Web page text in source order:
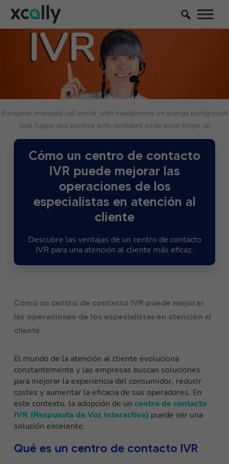
European managed call center with headphones on orange background
look happy and positive with confident smile point finger up
Cómo un centro de contacto
IVR puede mejorar las
operaciones de los
especialistas en atención al
cliente
Descubre las ventajas de un centro de contacto
IVR para una atención al cliente más eficaz.
Cómo un centro de contacto IVR puede mejorar
las operaciones de los especialistas en atención al
cliente
El mundo de la atención al cliente evoluciona
constantemente y las empresas buscan soluciones
para mejorar la experiencia del consumidor, reducir
costes y aumentar la eficacia de sus operadores. En
este contexto, la adopción de un centro de contacto
IVR (Respuesta de Voz Interactiva) puede ser una
solución excelente.
Qué es un centro de contacto IVR